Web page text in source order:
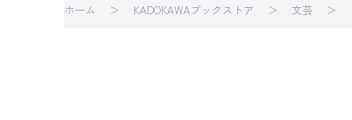
ホーム KADOKAWAブックストア 文芸